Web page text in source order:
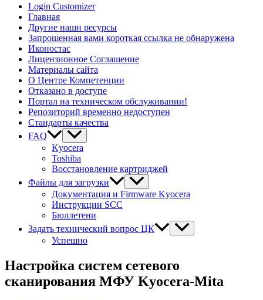
Login Customizer
Главная
Другие наши ресурсы
Запрошенная вами короткая ссылка не обнаружена
Иконостас
Лицензионное Соглашение
Материалы сайта
О Центре Компетенции
Отказано в доступе
Портал на техническом обслуживании!
Репозиторий временно недоступен
Стандарты качества
FAQ
Kyocera
Toshiba
Восстановление картриджей
Файлы для загрузки
Документация и Firmware Kyocera
Инструкции SCC
Бюллетени
Задать технический вопрос ЦК
Успешно
Настройка систем сетевого
сканирования МФУ Kyocera-Mita